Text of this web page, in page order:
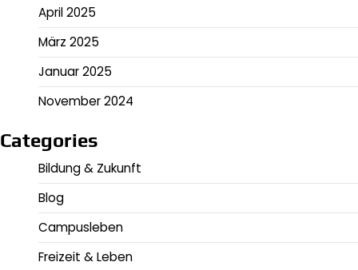
April 2025
März 2025
Januar 2025
November 2024
Categories
Bildung & Zukunft
Blog
Campusleben
Freizeit & Leben